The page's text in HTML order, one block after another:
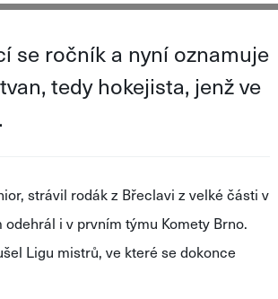
se ročník a nyní oznamuje
tedy hokejista, jenž ve
, strávil rodákz Břeclavi z velké části v
odehrál i v prvním týmu Komety Brno.
Ligu mistrů, ve které se dokonce